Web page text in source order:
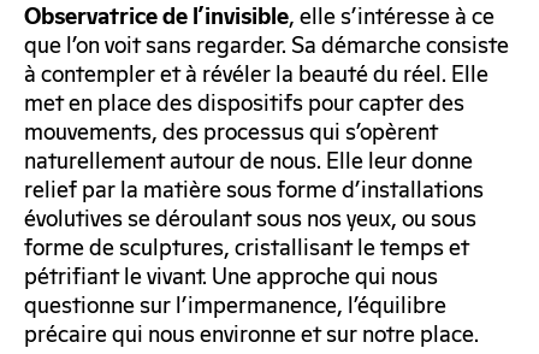
Observatrice de l’invisible, elle s’intéresse à ce
que l’on voit sans regarder. Sa démarche consiste
à contempler et à révéler la beauté du réel. Elle
met en place des dispositifs pour capter des
mouvements, des processus qui s’opèrent
naturellement autour de nous. Elle leur donne
relief par la matière sous forme d’installations
évolutives se déroulant sous nos yeux, ou sous
forme de sculptures, cristallisant le temps et
pétrifiant le vivant. Une approche qui nous
questionne sur l’impermanence, l’équilibre
précaire qui nous environne et sur notre place.